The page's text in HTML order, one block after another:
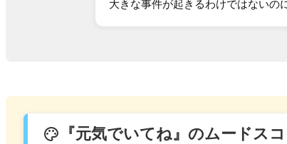
大きな事件が起きるわけではないの
palette 『元気でいてね』のムードス